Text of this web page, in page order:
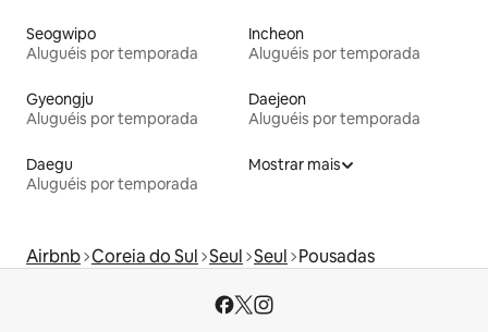
Seogwipo
Aluguéis por temporada
Incheon
Aluguéis por temporada
Gyeongju
Aluguéis por temporada
Daejeon
Aluguéis por temporada
Daegu
Aluguéis por temporada
Mostrar mais
Airbnb Coreia do Sul Seul Seul Pousadas